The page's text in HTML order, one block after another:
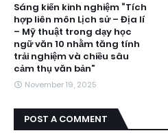
Sáng kiến kinh nghiệm “Tích
hợp liên môn Lịch sử – Địa lí
– Mỹ thuật trong dạy học
ngữ văn 10 nhằm tăng tính
trải nghiệm và chiều sâu
cảm thụ văn bản”
November 19, 2025
POST A COMMENT